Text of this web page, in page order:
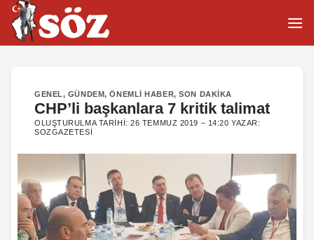
İçeriğe
atla
GENEL, GÜNDEM,ÖNEMLI HABER,SON DAKIKA
CHP’li başkanlara 7 kritik talimat
OLUŞTURULMA TARIHI:26 TEMMUZ 2019 – 14:20 YAZAR:
SOZGAZETESI